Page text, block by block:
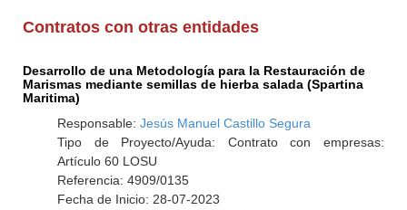
Contratos con otras entidades
Desarrollo de una Metodología para la Restauración de
Marismas mediante semillas de hierba salada (Spartina
Maritima)
Responsable: Jesús Manuel Castillo Segura
Tipo de Proyecto/Ayuda: Contrato con empresas:
Artículo 60 LOSU
Referencia: 4909/0135
Fecha de Inicio: 28-07-2023